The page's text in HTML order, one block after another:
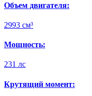
Объем двигателя:
2993 см³
Мощность:
231 лс
Крутящий момент: